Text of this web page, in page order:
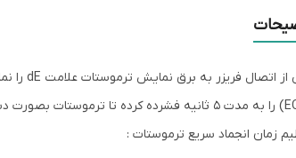
زمان انجماد سریع ترموستات :